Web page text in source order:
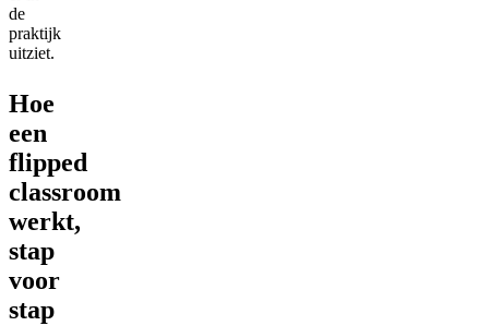
de
praktijk
uitziet.
Hoe
een
flipped
classroom
werkt,
stap
voor
stap